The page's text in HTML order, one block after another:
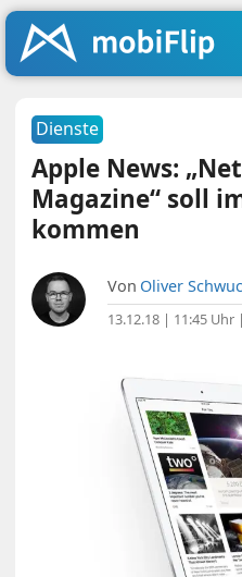
Dienste
Apple News:
Magazine“ soll
kommen
Von Oliver
13.12.18 | 11:45 Uhr |